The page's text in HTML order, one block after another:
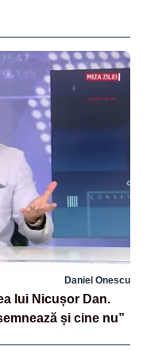
Daniel Onescu
lui Nicușor Dan.
și cine nu”